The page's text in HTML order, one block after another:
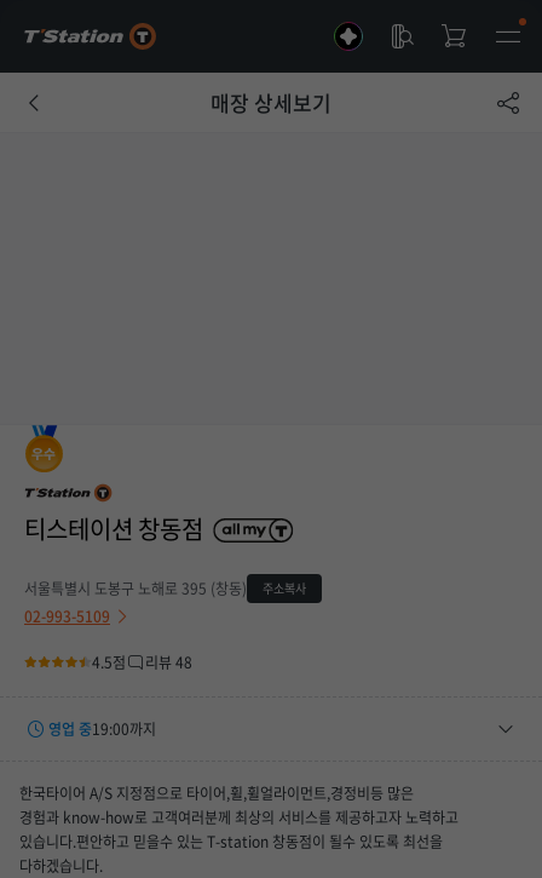
매장 상세보기
티스테이션 창동점
서울특별시 도봉구 노해로 395 (창동) 주소복사
02-993-5109
4.5점 리뷰 48
영업 중19:00까지
토요일
08:00 ~ 19:00
휴무일
08/09(일), 08/16(일), 08/23(일), 08/30(일), 09/06(일)
한국타이어 A/S 지정점으로 타이어,휠,휠얼라이먼트,경정비등 많은
경험과 know-how로 고객여러분께 최상의 서비스를 제공하고자 노력하고
있습니다.편안하고 믿을수 있는 T-station 창동점이 될수 있도록 최선을
다하겠습니다.